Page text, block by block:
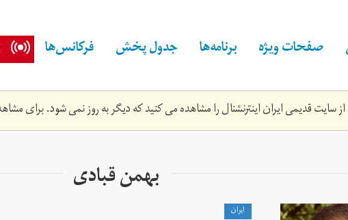
صفحات ویژه برنامه‌ها جدول پخش فرکانس‌ها
قدیمی ایران اینترنشنال را مشاهده می کنید که دیگر به روز نمی شود. برای
بهمن قبادی
ايران